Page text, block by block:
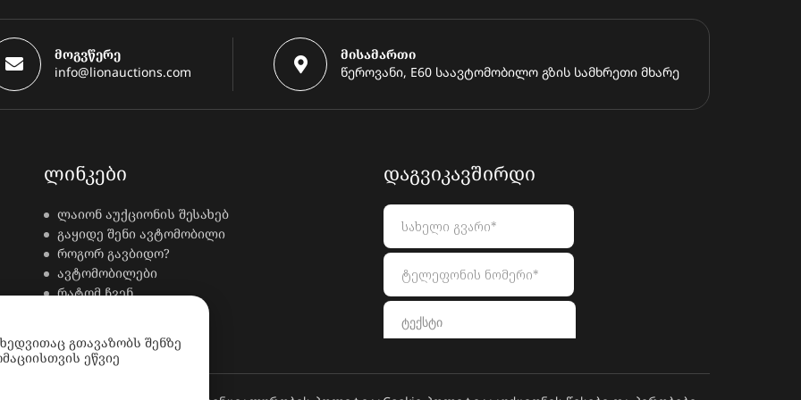
მოგვწერე
info@lionauctions.com
მისამართი
წეროვანი, E60 საავტომობილო გზის სამხრეთი მხარე
ᲚᲘᲜᲙᲔᲑᲘ
ლაიონ აუქციონის შესახებ
გაყიდე შენი ავტომობილი
როგორ გავბიდო?
ავტომობილები
რატომ ჩვენ
ᲓᲐᲒᲕᲘᲙᲐᲕᲨᲘᲠᲓᲘ
გთავაზობს შენზე
ეწვიე